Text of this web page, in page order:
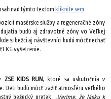
nad týmto textom kliknite sem
masérske služby a regeneračné zóny
budú aj zdravotné zóny vo Veľkej
si bežci aj návštevníci budú môcť nechať
vyšetrenie.
ZSE KIDS RUN , ktoré sa uskutočnia v
Deti budú môcť zažiť atmosféru veľkého
bežecký pretek.„Veríme, že lásku k